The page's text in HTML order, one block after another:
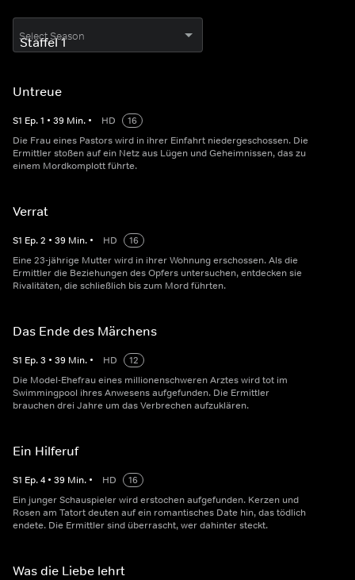
Select Season
Untreue
S1 Ep.1 • 39 Min. • HD
16
Die Frau eines Pastors wird in ihrer Einfahrt niedergeschossen. Die
Ermittler stoßen auf ein Netz aus Lügen und Geheimnissen, das zu
einem Mordkomplott führte.
Verrat
S1 Ep.2 • 39 Min. • HD
16
Eine 23-jährige Mutter wird in ihrer Wohnung erschossen. Als die
Ermittler die Beziehungen des Opfers untersuchen, entdecken sie
Rivalitäten, die schließlich bis zum Mord führten.
Das Ende des Märchens
S1 Ep.3 • 39 Min. • HD
12
Die Model-Ehefrau eines millionenschweren Arztes wird tot im
Swimmingpool ihres Anwesens aufgefunden. Die Ermittler
brauchen drei Jahre um das Verbrechen aufzuklären.
Ein Hilferuf
S1 Ep.4 • 39 Min. • HD
16
Ein junger Schauspieler wird erstochen aufgefunden. Kerzen und
Rosen am Tatort deuten auf ein romantisches Date hin, das tödlich
endete. Die Ermittler sind überrascht, wer dahinter steckt.
Was die Liebe lehrt